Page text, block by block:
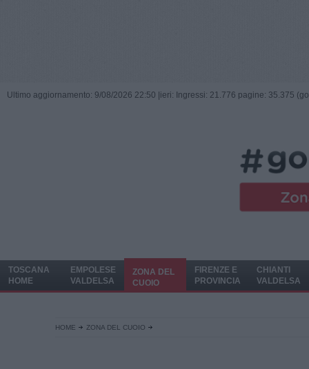
Ultimo aggiornamento: 9/08/2026 22:50 | ieri: Ingressi: 21.776 pagine: 35.375
TOSCANA
HOME
EMPOLESE
VALDELSA
ZONA DEL
CUOIO
FIRENZE E
PROVINCIA
CHIANTI
VALDELSA
HOME ZONA DEL CUOIO